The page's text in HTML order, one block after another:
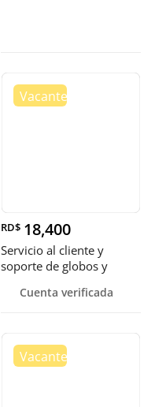
RD$ 18,400
Servicio al cliente y
soporte de globos y
Cuenta verificada